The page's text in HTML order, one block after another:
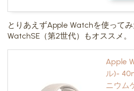
とりあえずApple Watchを使って
WatchSE（第2世代）もオススメ。
Apple
ル)-
ニウム